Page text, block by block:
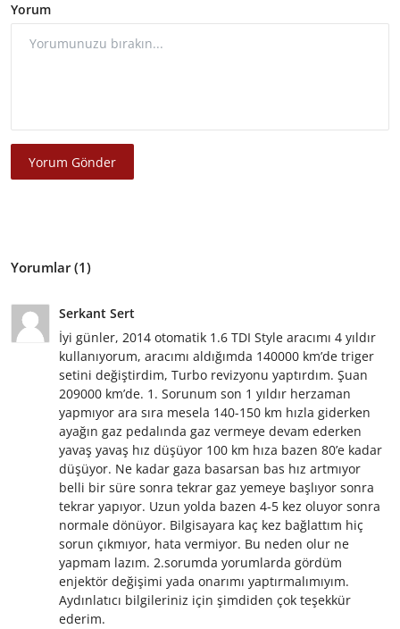
Yorum
Yorum Gönder
Yorumlar (1)
Serkant Sert
İyi günler, 2014 otomatik 1.6 TDI Style aracımı 4 yıldır
kullanıyorum, aracımı aldığımda 140000 km’de triger
setini değiştirdim, Turbo revizyonu yaptırdım. Şuan
209000 km’de. 1. Sorunum son 1 yıldır herzaman
yapmıyor ara sıra mesela 140-150 km hızla giderken
ayağın gaz pedalında gaz vermeye devam ederken
yavaş yavaş hız düşüyor 100 km hıza bazen 80’e kadar
düşüyor. Ne kadar gaza basarsan bas hız artmıyor
belli bir süre sonra tekrar gaz yemeye başlıyor sonra
tekrar yapıyor. Uzun yolda bazen 4-5 kez oluyor sonra
normale dönüyor. Bilgisayara kaç kez bağlattım hiç
sorun çıkmıyor, hata vermiyor. Bu neden olur ne
yapmam lazım. 2.sorumda yorumlarda gördüm
enjektör değişimi yada onarımı yaptırmalımıyım.
Aydınlatıcı bilgileriniz için şimdiden çok teşekkür
ederim.